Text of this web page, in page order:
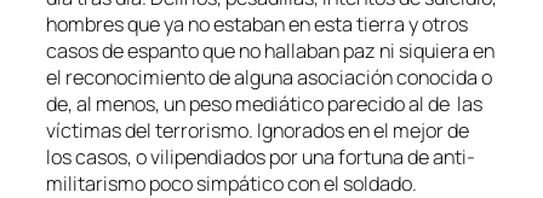
hombres que ya no estaban en esta tierra y otros
casos de espanto que no hallaban paz ni siquiera en
el reconocimiento de alguna asociación conocida o
de, al menos, un peso mediático parecido al de las
víctimas del terrorismo. Ignorados en el mejor de
los casos, o vilipendiados por una fortuna de anti-
militarismo poco simpático con el soldado.